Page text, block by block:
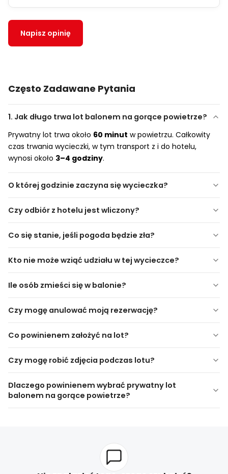
Napisz opinię
Często Zadawane Pytania
1. Jak długo trwa lot balonem na gorące powietrze?
Prywatny lot trwa około 60 minut w powietrzu. Całkowity
czas trwania wycieczki, w tym transport z i do hotelu,
wynosi około 3–4 godziny.
O której godzinie zaczyna się wycieczka?
Czy odbiór z hotelu jest wliczony?
Cappadocji, w tym z Nevşehir, Ürgüp, Göreme, Uçhisar,
miejscowości.
Uwaga:
Hotele w Kayseri są wyłączone
znajduje się w odległości około90 km od Cappadocji
Co się stanie, jeśli pogoda będzie zła?
meteorologicznych. Jeśli lot zostanie odwołany z
bezpieczeństwo , wszystkie opłaty zostaną
zwrócone.
Kto nie może wziąć udziału w tej wycieczce?
Kobiety w ciąży
Ile osób zmieści się w balonie?
Czy mogę anulować moją rezerwację?
godziny
Odwołania lub niepojawienie się
pełnymi opłatami
Co powinienem założyć na lot?
Czy mogę robić zdjęcia podczas lotu?
Dlaczego powinienem wybrać prywatny lot
balonem na gorące powietrze?